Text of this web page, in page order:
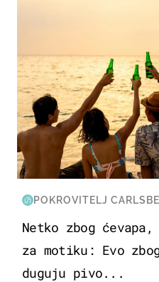
POKROVITELJ
Netko zbog
za motiku: Evo
duguju pivo...